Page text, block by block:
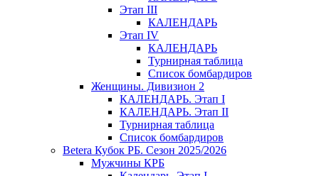
Этап III
КАЛЕНДАРЬ
Этап IV
КАЛЕНДАРЬ
Турнирная таблица
Список бомбардиров
Женщины. Дивизион 2
КАЛЕНДАРЬ. Этап I
КАЛЕНДАРЬ. Этап II
Турнирная таблица
Список бомбардиров
Betera Кубок РБ. Сезон 2025/2026
Мужчины КРБ